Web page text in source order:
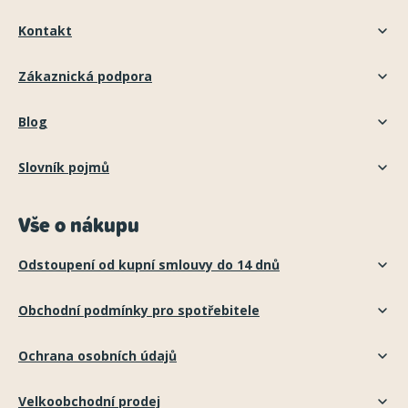
Kontakt
Zákaznická podpora
Blog
Slovník pojmů
Vše o nákupu
Odstoupení od kupní smlouvy do 14 dnů
Obchodní podmínky pro spotřebitele
Ochrana osobních údajů
Velkoobchodní prodej